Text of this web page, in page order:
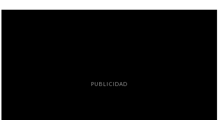
PUBLICIDAD